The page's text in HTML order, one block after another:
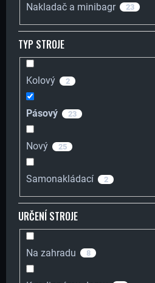
Nakladač a minibagr 23
TYP STROJE
Kolový 2
Pásový 23
Nový 25
Samonakládací 2
URČENÍ STROJE
Na zahradu 8
1.8T
247,11